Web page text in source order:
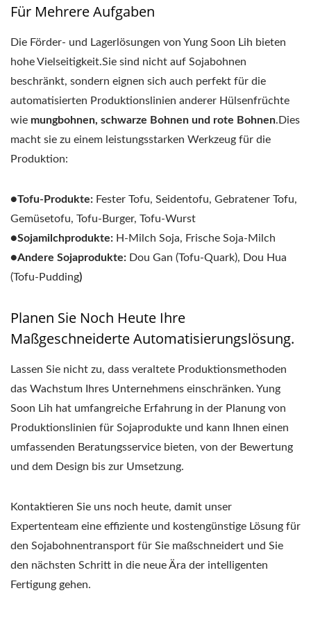
Für Mehrere Aufgaben
Die Förder- und Lagerlösungen von Yung Soon Lih bieten
hohe Vielseitigkeit.Sie sind nicht auf Sojabohnen
beschränkt, sondern eignen sich auch perfekt für die
automatisierten Produktionslinien anderer Hülsenfrüchte
wie mungbohnen, schwarze Bohnen und rote Bohnen.Dies
macht sie zu einem leistungsstarken Werkzeug für die
Produktion:
●Tofu-Produkte: Fester Tofu, Seidentofu, Gebratener Tofu,
Gemüsetofu, Tofu-Burger, Tofu-Wurst
●Sojamilchprodukte: H-Milch Soja, Frische Soja-Milch
●Andere Sojaprodukte: Dou Gan (Tofu-Quark), Dou Hua
(Tofu-Pudding)
Planen Sie Noch Heute Ihre
Maßgeschneiderte Automatisierungslösung.
Lassen Sie nicht zu, dass veraltete Produktionsmethoden
das Wachstum Ihres Unternehmens einschränken. Yung
Soon Lih hat umfangreiche Erfahrung in der Planung von
Produktionslinien für Sojaprodukte und kann Ihnen einen
umfassenden Beratungsservice bieten, von der Bewertung
und dem Design bis zur Umsetzung.
Kontaktieren Sie uns noch heute, damit unser
Expertenteam eine effiziente und kostengünstige Lösung für
den Sojabohnentransport für Sie maßschneidert und Sie
den nächsten Schritt in die neue Ära der intelligenten
Fertigung gehen.